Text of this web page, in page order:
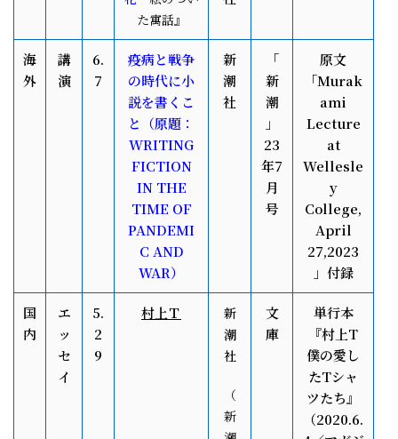
た寓話』
海
外
講
演
6.
7
疫病と戦争
の時代に小
説を書くこ
と（原題：
WRITING
FICTION
IN THE
TIME OF
PANDEMI
C AND
WAR）
新
潮
社
「
新
潮
」
23
年7
月
号
原文
「Murak
ami
Lecture
at
Wellesle
y
College,
April
27,2023
」付録
国
内
エ
ッ
セ
イ
5.
2
9
村上Ｔ
新
潮
社
（
新
文
庫
単行本
『村上T
僕の愛し
たTシャ
ツたち』
（2020.6.